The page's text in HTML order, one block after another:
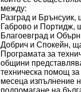
между:
Разград и Брънсуик,
Габрово и Портидж,
Благоевград и
Добрич и Спокейн,
Програмата за
общини
техническа помощ
месеца изпълнение
подпомагане на